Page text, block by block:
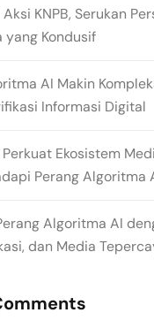
Aksi KNPB, Serukan
yang Kondusif
AI Makin
Informasi Digital
Ekosistem
Perang Algoritma
Algoritma AI
dan Media